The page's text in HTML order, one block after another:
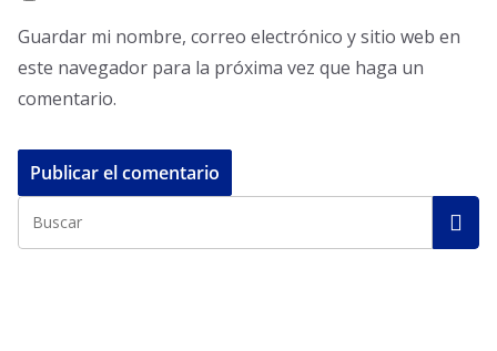
Guardar mi nombre, correo electrónico y sitio web en
este navegador para la próxima vez que haga un
comentario.